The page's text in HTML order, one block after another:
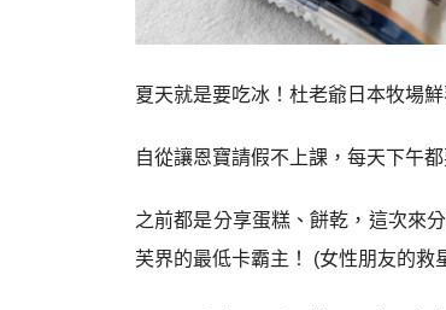
夏天就是要吃冰！杜老爺日本牧場
自從讓恩寶請假不上課，每天下午
之前都是分享蛋糕、餅乾，這次來
芙界的最低卡霸主！ (女性朋友的救